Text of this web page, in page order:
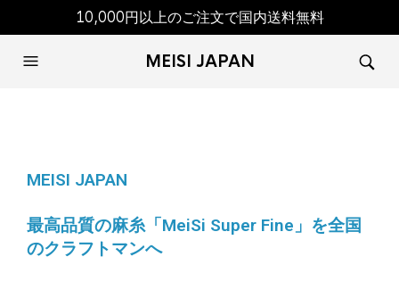
10,000円以上のご注文で国内送料無料
MEISI JAPAN
MEISI JAPAN
最高品質の麻糸「MeiSi Super Fine」を全国
のクラフトマンへ